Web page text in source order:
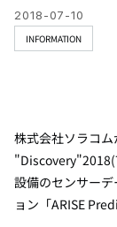
お問い合わせ
イベント
PAPER
OTHERS
新卒採用
中途採用
社員インタビュー
INFORMATION
2018-07-10
株式会社ソラコ
設備のセンサー
ョン「ARISE